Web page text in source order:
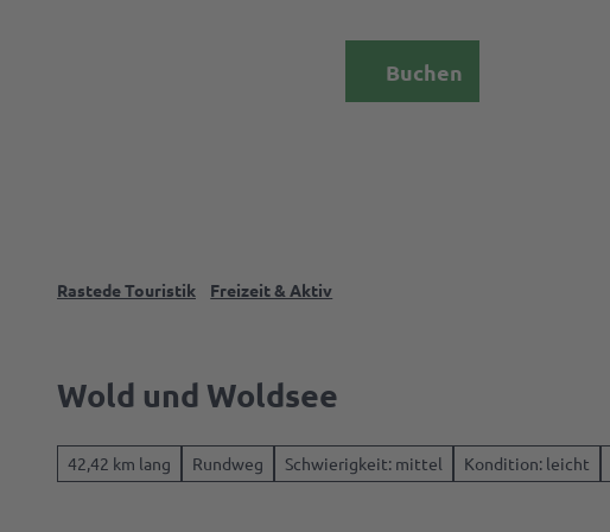
Events &
Buchen
Rastede Touristik
Freizeit & Aktiv
Wold und Woldsee
42,42 km lang Rundweg Schwierigkeit: mittel Kondition: leicht